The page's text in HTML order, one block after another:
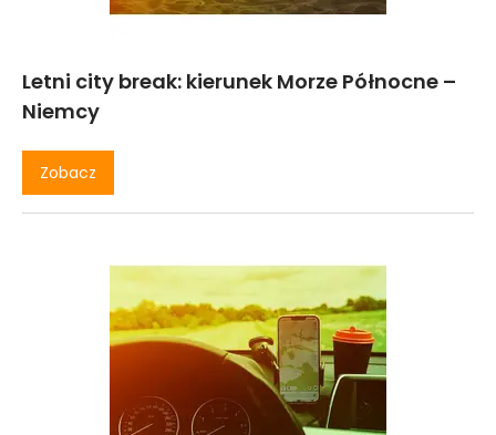
Letni city break: kierunek Morze Północne –
Niemcy
Zobacz